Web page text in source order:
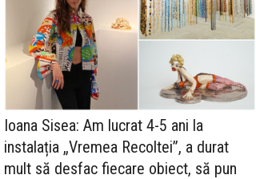
Ioana Sisea: Am lucrat 4-5 ani la
instalația „Vremea Recoltei”, a durat
mult să desfac fiecare obiect, să pun